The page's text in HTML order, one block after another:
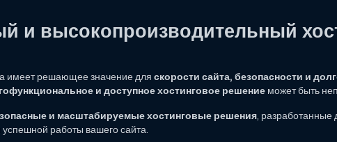
и высокопроизводительный
имеет решающее значение дляскорости сайта, безопасности и
и доступное хостинговое решениеможет быть
и масштабируемые хостинговые решения, разработанные
работы вашего сайта.